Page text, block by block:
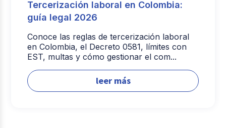
Tercerización laboral en Colombia:
guía legal 2026
Conoce las reglas de tercerización laboral
en Colombia, el Decreto 0581, límites con
EST, multas y cómo gestionar el com...
leer más